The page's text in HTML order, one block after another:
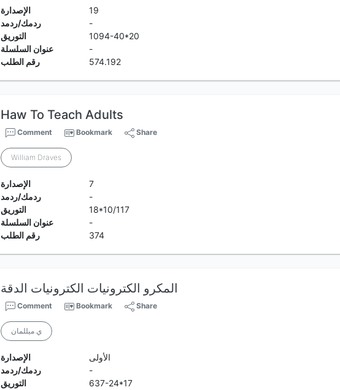
الإصدارة
19
ردمك/ردمد
-
التوريق
1094-40*20
عنوان السلسلة
-
رقم الطلب
574.192
Haw To Teach Adults
Comment Bookmark Share
William Draves
الإصدارة
7
ردمك/ردمد
-
التوريق
18*10/117
عنوان السلسلة
-
رقم الطلب
374
المكرو الكترونيات الكترونيات الدقة
Comment Bookmark Share
ي.ميللمان
الإصدارة
الأولى
ردمك/ردمد
-
التوريق
637-24*17